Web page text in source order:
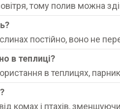
тому полив можна
постійно, воно не
в теплиці?
в теплицях,
комах і птахів,